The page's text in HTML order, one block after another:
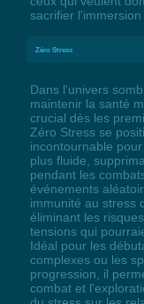
sacrifier
Zéro Stress
Dans l'univers
maintenir la santé
crucial dès les
Zéro Stress se
incontournable
plus fluide,
pendant les
événements
immunité au stress
éliminant les
tensions qui
Idéal pour les
complexes ou les
progression, il
combat et